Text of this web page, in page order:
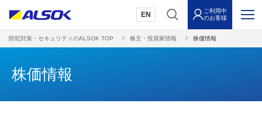
EN
ご利用中
のお客様
防犯対策・セキュリティのALSOK TOP 株主・投資家情報 株価情報
株価情報